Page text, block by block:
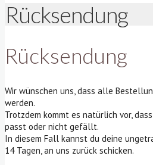
Rücksendung
Rücksendung
Wir wünschen uns, dass alle
werden.
Trotzdem kommt es natürlich vor,
passt oder nicht gefällt.
In diesem Fall kannst du deine
14 Tagen, an uns zurück schicken.